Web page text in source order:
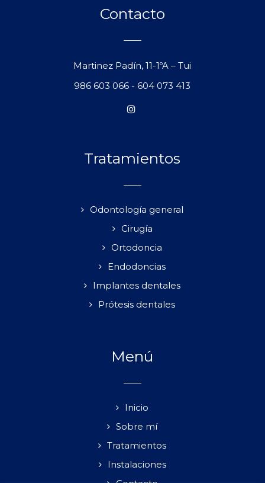
Contacto
Martinez Padín, 11-1ºA – Tui
986 603 066 -604 073 413
Tratamientos
Odontología general
Cirugía
Ortodoncia
Endodoncias
Implantes dentales
Prótesis dentales
Menú
Inicio
Sobre mí
Tratamientos
Instalaciones